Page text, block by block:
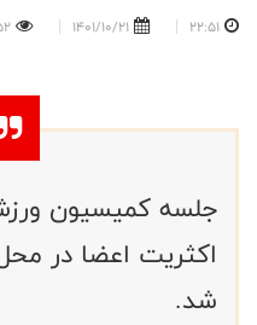
22:51
1401/10/21
جلسه کمیسیون
اکثریت اعضا در
شد.